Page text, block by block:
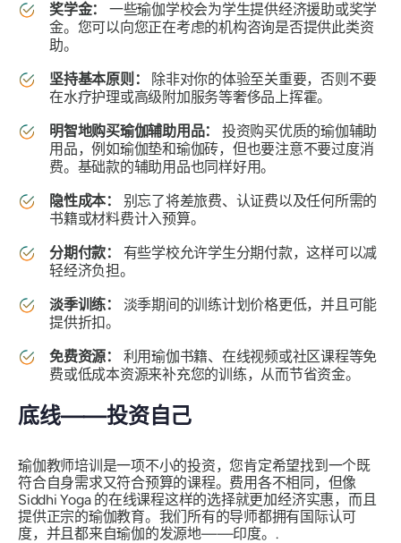
奖学金：
一些瑜伽学校会为学生提供经济援助或奖学
金。您可以向您正在考虑的机构咨询是否提供此类资
助。
坚持基本原则：
除非对你的体验至关重要，否则不要
在水疗护理或高级附加服务等奢侈品上挥霍。
明智地购买瑜伽辅助用品：
投资购买优质的瑜伽辅助
用品，例如瑜伽垫和瑜伽砖，但也要注意不要过度消
费。基础款的辅助用品也同样好用。
隐性成本：
别忘了将差旅费、认证费以及任何所需的
书籍或材料费计入预算。
分期付款：
有些学校允许学生分期付款，这样可以减
轻经济负担。
淡季训练：
淡季期间的训练计划价格更低，并且可能
提供折扣。
免费资源：
利用瑜伽书籍、在线视频或社区课程等免
费或低成本资源来补充您的训练，从而节省资金。
底线——投资自己
瑜伽教师培训是一项不小的投资，您肯定希望找到一个既
符合自身需求又符合预算的课程。费用各不相同，但像
Siddhi Yoga 的在线课程这样的选择就更加经济实惠，而且
提供正宗的瑜伽教育。我们所有的导师都拥有国际认可
度，并且都来自瑜伽的发源地——印度。.